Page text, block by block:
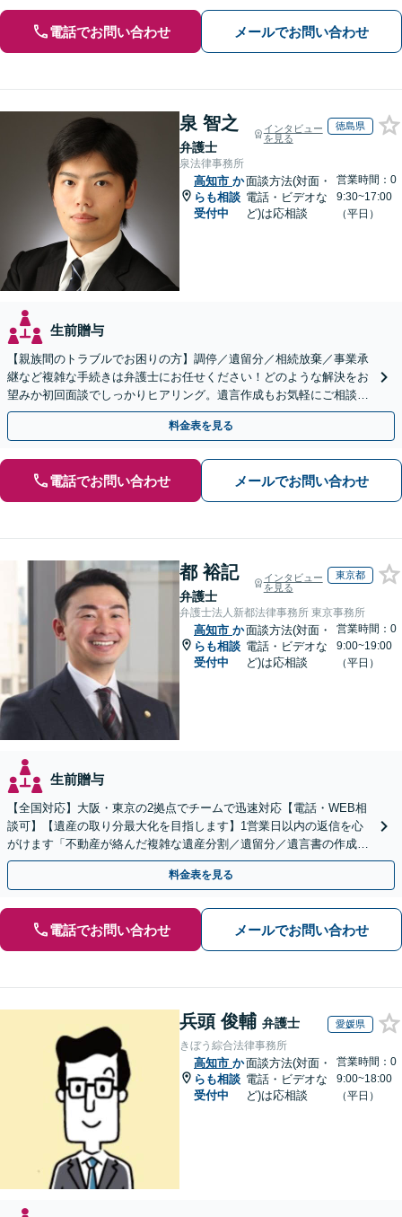
電話でお問い合わせ メールでお問い合わせ
泉 智之
弁護士
インタビュー
を見る
徳島県
泉法律事務所
高知市 か
らも相談
受付中
面談方法(対面・
電話・ビデオな
ど)は応相談
営業時間：0
9:30~17:00
（平日）
生前贈与
【親族間のトラブルでお困りの方】調停／遺留分／相続放棄／事業承
継など複雑な手続きは弁護士にお任せください！どのような解決をお
望みか初回面談でしっかりヒアリング。遺言作成もお気軽にご相談く
ださい。
料金表を見る
電話でお問い合わせ メールでお問い合わせ
都 裕記
弁護士
インタビュー
を見る
東京都
弁護士法人新都法律事務所 東京事務所
高知市 か
らも相談
受付中
面談方法(対面・
電話・ビデオな
ど)は応相談
営業時間：0
9:00~19:00
（平日）
生前贈与
【全国対応】大阪・東京の2拠点でチームで迅速対応【電話・WEB相
談可】【遺産の取り分最大化を目指します】1営業日以内の返信を心
がけます「不動産が絡んだ複雑な遺産分割／遺留分／遺言書の作成・
執行／事業承継など、お任せください」【休日相談あり】
料金表を見る
電話でお問い合わせ メールでお問い合わせ
兵頭 俊輔 弁護士 愛媛県
きぼう綜合法律事務所
高知市 か
らも相談
受付中
面談方法(対面・
電話・ビデオな
ど)は応相談
営業時間：0
9:00~18:00
（平日）